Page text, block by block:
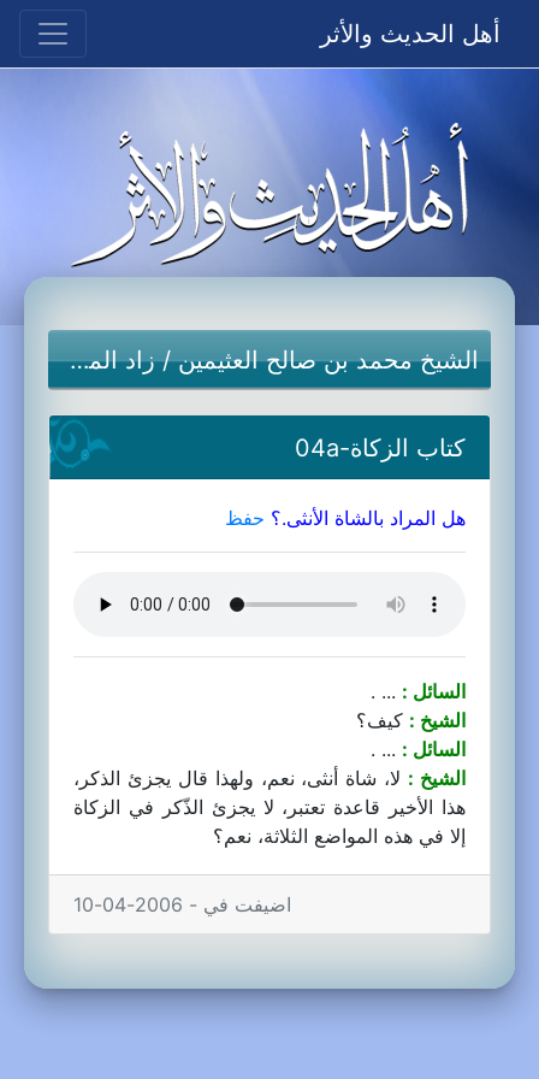
أهل الحديث والأثر
الشيخ محمد بن صالح العثيمين/زاد المستقنع
كتاب الزكاة-04a
هل المراد بالشاة الأنثى.؟ حفظ
السائل : ... .
الشيخ : كيف؟
السائل : ... .
الشيخ : لا، شاة أنثى، نعم، ولهذا قال يجزئ الذكر،
هذا الأخير قاعدة تعتبر، لا يجزئ الذّكر في الزكاة
إلا في هذه المواضع الثلاثة، نعم؟
اضيفت في - 2006-04-10